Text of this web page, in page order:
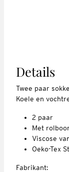
Details
Twee paar
Koele en
2 paar
Met
Viscose
Oeko-Tex
Fabrikant: